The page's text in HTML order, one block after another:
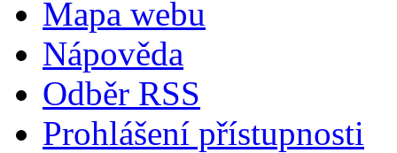
Mapa webu
Nápověda
Odběr RSS
Prohlášení přístupnosti